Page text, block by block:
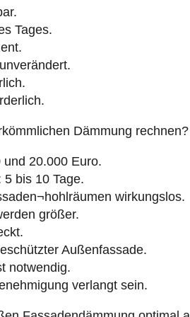
Tages.
Dämmung rechnen?
20.000 Euro.
bis 10 Tage.
wirkungslos.
größer.
Außenfassade.
notwendig.
verlangt sein.